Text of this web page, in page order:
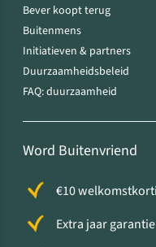
Bever koopt terug
Buitenmens
Initiatieven & partners
Duurzaamheidsbeleid
FAQ: duurzaamheid
Word Buitenvriend
€10
Extra jaar garantie